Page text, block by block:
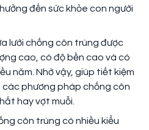
đến sức khỏe con người
lưới chống côn trùng được
cao, có độ bền cao và có
năm. Nhờ vậy, giúp tiết kiệm
các phương pháp chống côn
hay vợt muỗi.
côn trùng có nhiều kiểu